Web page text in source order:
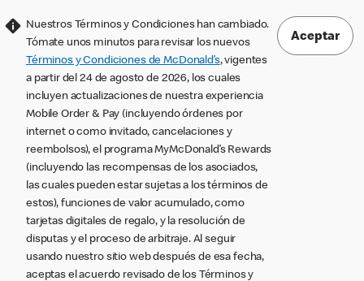
Nuestros Términos y Condiciones han cambiado.
Tómate unos minutos para revisar los nuevos
Términos y Condiciones de McDonald’s, vigentes
a partir del 24 de agosto de 2026, los cuales
incluyen actualizaciones de nuestra experiencia
Mobile Order & Pay (incluyendo órdenes por
internet o como invitado, cancelaciones y
reembolsos), el programa MyMcDonald’s Rewards
(incluyendo las recompensas de los asociados,
las cuales pueden estar sujetas a los términos de
estos), funciones de valor acumulado, como
tarjetas digitales de regalo, y la resolución de
disputas y el proceso de arbitraje. Al seguir
usando nuestro sitio web después de esa fecha,
aceptas el acuerdo revisado de los Términos y
Aceptar